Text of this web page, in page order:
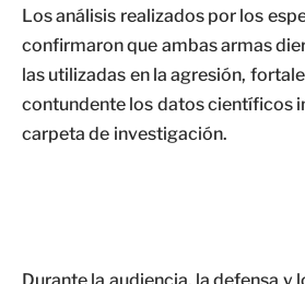
Los análisis realizados por los
confirmaron que ambas armas
las utilizadas en la agresión,
contundente los datos científicos
carpeta de investigación.